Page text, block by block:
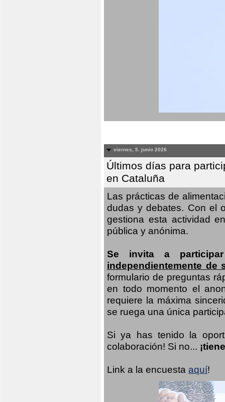
viernes, 5. junio 2026
Últimos días para
en Cataluña
Las prácticas de
dudas y debates. Con el
gestiona esta actividad
pública y anónima.
Se invita a
independientemente
formulario de preguntas
en todo momento el
requiere la máxima
se ruega una única
Si ya has tenido la
colaboración! Si no...
Link a la encuesta aquí!